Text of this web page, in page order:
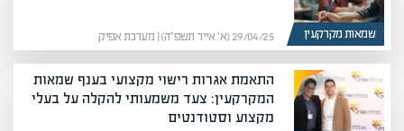
שמאות מקרקעין 29/04/25 (א׳ אייר תשפ״ה) | מערכת אפיק
התאמת אגרות רישוי מקצועי בענף שמאות
המקרקעין: צעד משמעותי להקלה על בעלי
מקצוע וסטודנטים